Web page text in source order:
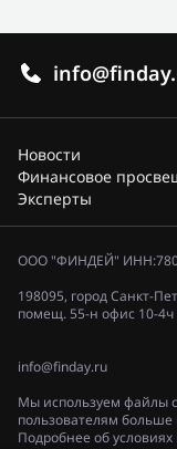
Новости
Финансовое
Эксперты
ООО "ФИНДЕЙ"
198095, город Санкт-
помещ. 55-н офис 10-4ч
info@finday.ru
Мы используем файлы
пользователям
Подробнее об